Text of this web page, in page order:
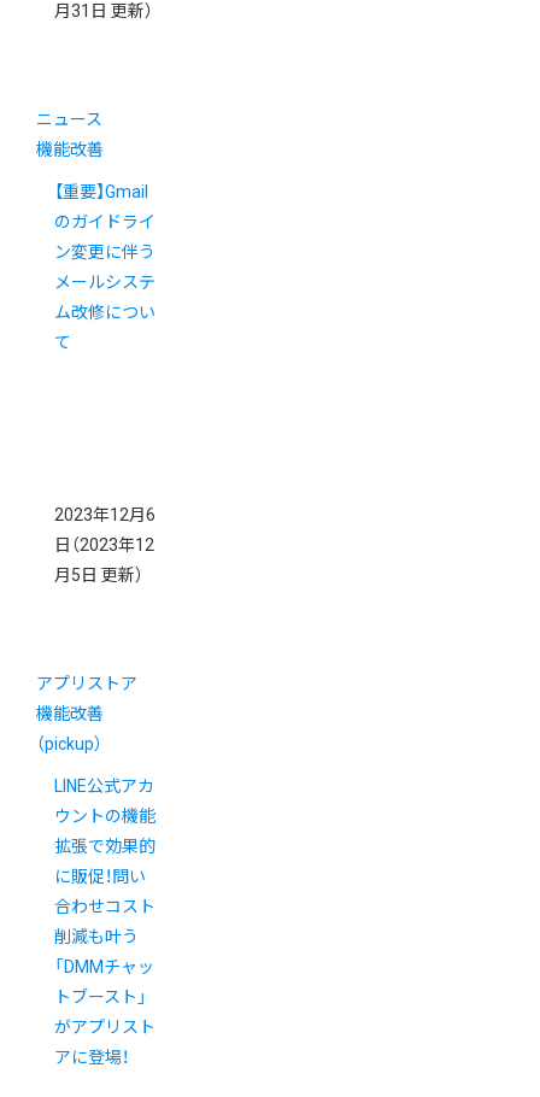
月31日 更新）
ニュース
機能改善
【重要】Gmail
のガイドライ
ン変更に伴う
メールシステ
ム改修につい
て
2023年12月6
日 （2023年12
月5日 更新）
アプリストア
機能改善
（pickup）
LINE公式アカ
ウントの機能
拡張で効果的
に販促！問い
合わせコスト
削減も叶う
「DMMチャッ
トブースト」
がアプリスト
アに登場！